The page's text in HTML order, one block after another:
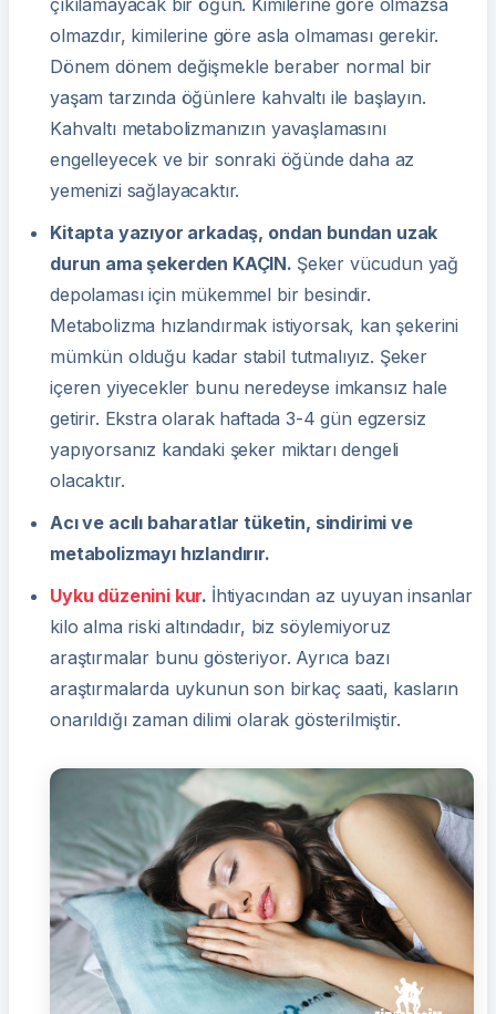
olmazdır, kimilerine göre asla olmaması gerekir.
Dönem dönem değişmekle beraber normal bir
yaşam tarzında öğünlere kahvaltı ile başlayın.
Kahvaltı metabolizmanızın yavaşlamasını
engelleyecek ve bir sonraki öğünde daha az
yemenizi sağlayacaktır.
Kitapta yazıyor arkadaş, ondan bundan uzak
durun ama şekerden KAÇIN. Şeker vücudun yağ
depolaması için mükemmel bir besindir.
Metabolizma hızlandırmak istiyorsak, kan şekerini
mümkün olduğu kadar stabil tutmalıyız. Şeker
içeren yiyecekler bunu neredeyse imkansız hale
getirir. Ekstra olarak haftada 3-4 gün egzersiz
yapıyorsanız kandaki şeker miktarı dengeli
olacaktır.
Acı ve acılı baharatlar tüketin, sindirimi ve
metabolizmayı hızlandırır.
Uyku düzenini kur. İhtiyacından az uyuyan insanlar
kilo alma riski altındadır, biz söylemiyoruz
araştırmalar bunu gösteriyor. Ayrıca bazı
araştırmalarda uykunun son birkaç saati, kasların
onarıldığı zaman dilimi olarak gösterilmiştir.